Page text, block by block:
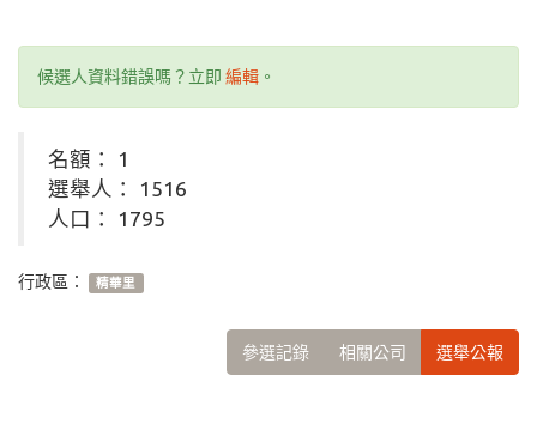
候選人資料錯誤嗎？立即 編輯 。
名額： 1
選舉人： 1516
人口： 1795
行政區： 精華里
參選記錄 相關公司 選舉公報